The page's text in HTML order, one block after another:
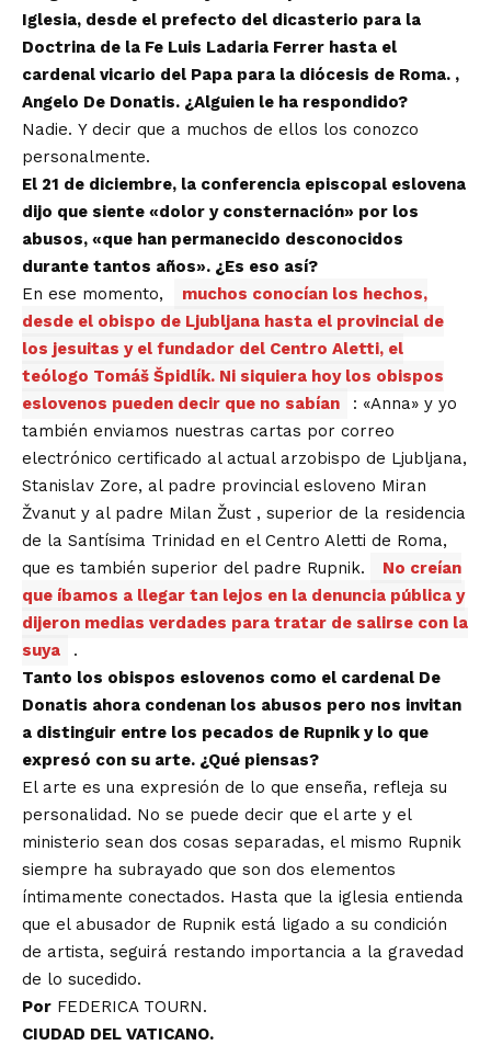
Iglesia, desde el prefecto del dicasterio para la
Doctrina de la Fe Luis Ladaria Ferrer hasta el
cardenal vicario del Papa para la diócesis de Roma. ,
Angelo De Donatis. ¿Alguien le ha respondido?
Nadie. Y decir que a muchos de ellos los conozco
personalmente.
El 21 de diciembre, la conferencia episcopal eslovena
dijo que siente «dolor y consternación» por los
abusos, «que han permanecido desconocidos
durante tantos años». ¿Es eso así?
En ese momento,
muchos conocían los hechos,
desde el obispo de Ljubljana hasta el provincial de
los jesuitas y el fundador del Centro Aletti, el
teólogo Tomáš Špidlík. Ni siquiera hoy los obispos
eslovenos pueden decir que no sabían
: «Anna» y yo
también enviamos nuestras cartas por correo
electrónico certificado al actual arzobispo de Ljubljana,
Stanislav Zore, al padre provincial esloveno Miran
Žvanut y al padre Milan Žust , superior de la residencia
de la Santísima Trinidad en el Centro Aletti de Roma,
que es también superior del padre Rupnik.
No creían
que íbamos a llegar tan lejos en la denuncia pública y
dijeron medias verdades para tratar de salirse con la
suya
.
Tanto los obispos eslovenos como el cardenal De
Donatis ahora condenan los abusos pero nos invitan
a distinguir entre los pecados de Rupnik y lo que
expresó con su arte. ¿Qué piensas?
El arte es una expresión de lo que enseña, refleja su
personalidad. No se puede decir que el arte y el
ministerio sean dos cosas separadas, el mismo Rupnik
siempre ha subrayado que son dos elementos
íntimamente conectados. Hasta que la iglesia entienda
que el abusador de Rupnik está ligado a su condición
de artista, seguirá restando importancia a la gravedad
de lo sucedido.
Por FEDERICA TOURN.
CIUDAD DEL VATICANO.